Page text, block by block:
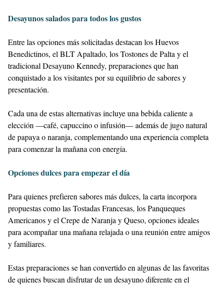
Desayunos salados para todos los gustos
Entre las opciones más solicitadas destacan los Huevos
Benedictinos, el BLT Apaltado, los Tostones de Palta y el
tradicional Desayuno Kennedy, preparaciones que han
conquistado a los visitantes por su equilibrio de sabores y
presentación.
Cada una de estas alternativas incluye una bebida caliente a
elección —café, capuccino o infusión— además de jugo natural
de papaya o naranja, complementando una experiencia completa
para comenzar la mañana con energía.
Opciones dulces para empezar el día
Para quienes prefieren sabores más dulces, la carta incorpora
propuestas como las Tostadas Francesas, los Panqueques
Americanos y el Crepe de Naranja y Queso, opciones ideales
para acompañar una mañana relajada o una reunión entre amigos
y familiares.
Estas preparaciones se han convertido en algunas de las favoritas
de quienes buscan disfrutar de un desayuno diferente en el